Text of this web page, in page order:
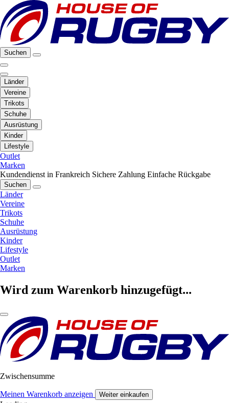
Suchen
Länder
Vereine
Trikots
Schuhe
Ausrüstung
Kinder
Lifestyle
Outlet
Marken
Kundendienst in Frankreich Sichere Zahlung Einfache Rückgabe
Suchen
Länder
Vereine
Trikots
Schuhe
Ausrüstung
Kinder
Lifestyle
Outlet
Marken
Wird zum Warenkorb hinzugefügt...
Zwischensumme
Meinen Warenkorb anzeigen Weiter einkaufen